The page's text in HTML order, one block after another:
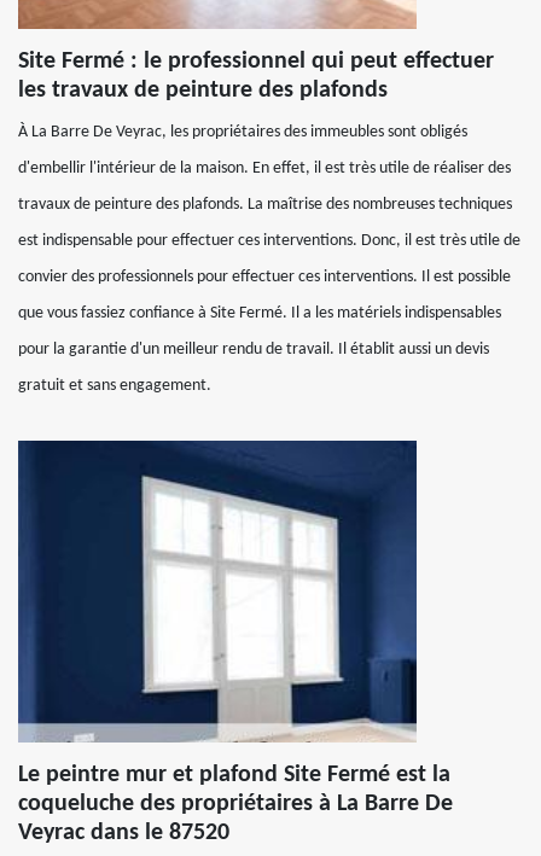
Site Fermé : le professionnel qui peut effectuer
les travaux de peinture des plafonds
À La Barre De Veyrac, les propriétaires des immeubles sont obligés
d'embellir l'intérieur de la maison. En effet, il est très utile de réaliser des
travaux de peinture des plafonds. La maîtrise des nombreuses techniques
est indispensable pour effectuer ces interventions. Donc, il est très utile de
convier des professionnels pour effectuer ces interventions. Il est possible
que vous fassiez confiance à Site Fermé. Il a les matériels indispensables
pour la garantie d'un meilleur rendu de travail. Il établit aussi un devis
gratuit et sans engagement.
Le peintre mur et plafond Site Fermé est la
coqueluche des propriétaires à La Barre De
Veyrac dans le 87520